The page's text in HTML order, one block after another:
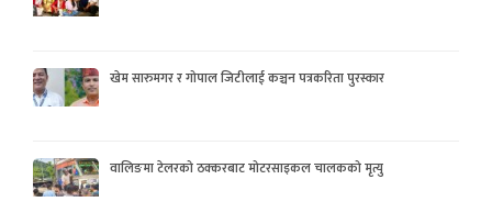
खेम सारुमगर र गोपाल जिटीलाई कञ्चन पत्रकरिता पुरस्कार
वालिङमा टेलरको ठक्करबाट मोटरसाइकल चालकको मृत्यु